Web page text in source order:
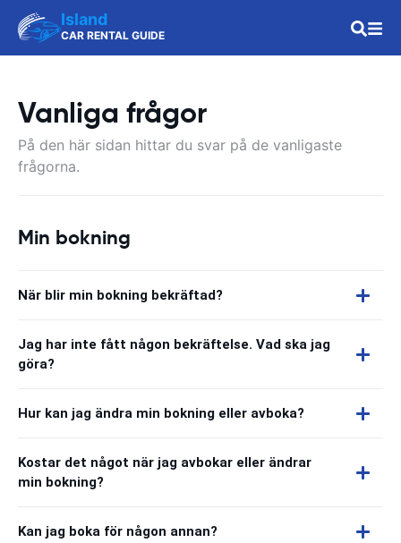
Island
CAR RENTAL GUIDE
Vanliga frågor
På den här sidan hittar du svar på de vanligaste
frågorna.
Min bokning
När blir min bokning bekräftad?
Jag har inte fått någon bekräftelse. Vad ska jag
göra?
Hur kan jag ändra min bokning eller avboka?
Kostar det något när jag avbokar eller ändrar
min bokning?
Kan jag boka för någon annan?